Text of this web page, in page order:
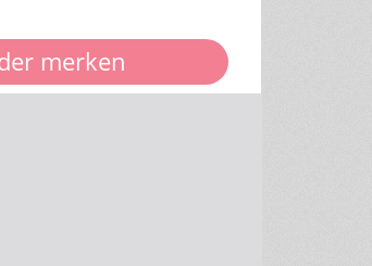
merken